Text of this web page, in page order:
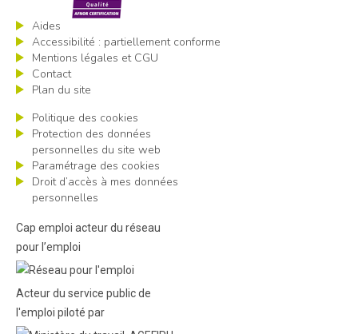
Aides
Accessibilité : partiellement conforme
Mentions légales et CGU
Contact
Plan du site
Politique des cookies
Protection des données
personnelles du site web
Paramétrage des cookies
Droit d’accès à mes données
personnelles
Cap emploi acteur du réseau
pour l’emploi
Acteur du service public de
l'emploi piloté par